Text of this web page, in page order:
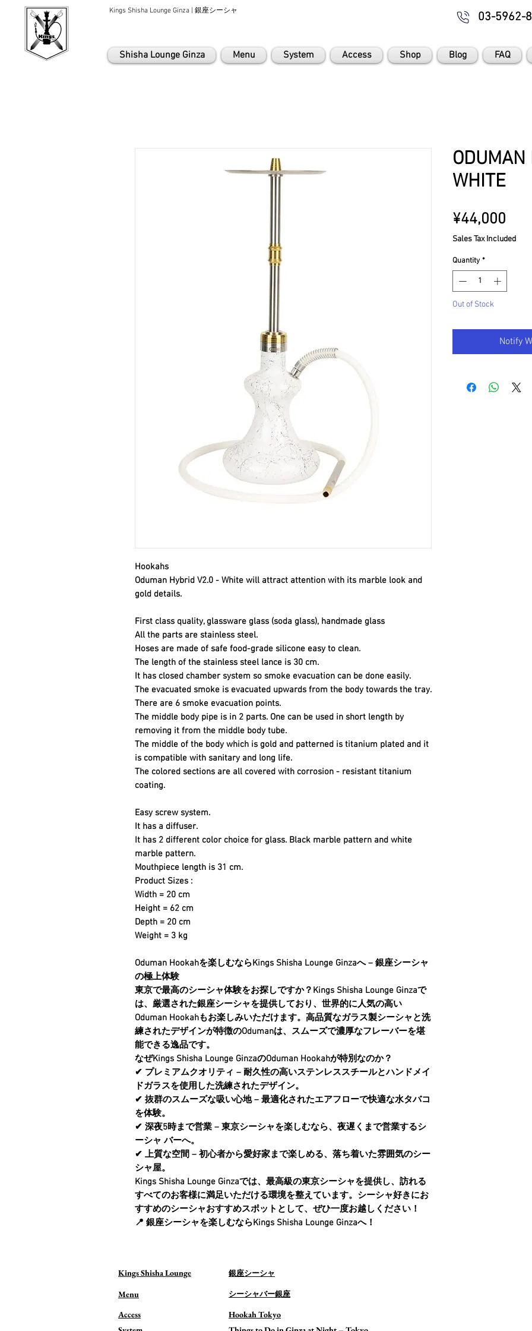
Kings Shisha Lounge Ginza | 銀座シーシャ 03-5962-
Shisha Lounge Ginza Menu System Access Shop Blog FAQ
Hookahs
Oduman Hybrid V2.0 - White will attract attention with its marble look and
gold details.
First class quality, glassware glass (soda glass), handmade glass
All the parts are stainless steel.
Hoses are made of safe food-grade silicone easy to clean.
The length of the stainless steel lance is 30 cm.
It has closed chamber system so smoke evacuation can be done easily.
The evacuated smoke is evacuated upwards from the body towards the tray.
There are 6 smoke evacuation points.
The middle body pipe is in 2 parts. One can be used in short length by
removing it from the middle body tube.
The middle of the body which is gold and patterned is titanium plated and it
is compatible with sanitary and long life.
The colored sections are all covered with corrosion - resistant titanium
coating.
Easy screw system.
It has a diffuser.
It has 2 different color choice for glass. Black marble pattern and white
marble pattern.
Mouthpiece length is 31 cm.
Product Sizes :
Width = 20 cm
Height = 62 cm
Depth = 20 cm
Weight = 3 kg
Oduman Hookahを楽しむならKings Shisha Lounge Ginzaへ – 銀座シーシャ
の極上体験
東京で最高のシーシャ体験をお探しですか？ Kings Shisha Lounge Ginzaで
は、厳選された銀座シーシャを提供しており、世界的に人気の高い
Oduman Hookahもお楽しみいただけます。高品質なガラス製シーシャ と洗
練されたデザインが特徴のOdumanは、スムーズで濃厚なフレーバーを堪
能できる逸品です。
なぜKings Shisha Lounge GinzaのOduman Hookahが特別なのか？
✔ プレミアムクオリティ – 耐久性の高いステンレススチールとハンドメイ
ドガラスを使用した洗練されたデザイン。
✔ 抜群のスムーズな吸い心地– 最適化されたエアフローで快適な水タバコ
を体験。
✔ 深夜5時まで営業 – 東京シーシャを楽しむなら、夜遅くまで営業するシ
ーシャ バーへ。
✔ 上質な空間 – 初心者から愛好家まで楽しめる、落ち着いた雰囲気のシー
シャ屋。
Kings Shisha Lounge Ginzaでは、最高級の東京シーシャを提供し、訪れる
すべてのお客様に満足いただける環境を整えています。シーシャ好きにお
すすめのシーシャおすすめスポット として、ぜひ一度お越しください！
📍 銀座シーシャを楽しむならKings Shisha Lounge Ginzaへ！
WHITE
¥44,000
Sales Tax Included
Quantity *
Out of Stock
Notify
Kings Shisha Lounge
Menu
Access
銀座シーシャ
シーシャバー銀座
Hookah Tokyo